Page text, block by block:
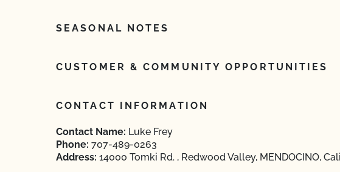
SEASONAL NOTES
CUSTOMER & COMMUNITY OPPORTUNITIES
CONTACT INFORMATION
Contact Name: Luke Frey
Phone: 707-489-0263
Address: 14000 Tomki Rd. , Redwood Valley, MENDOCINO,